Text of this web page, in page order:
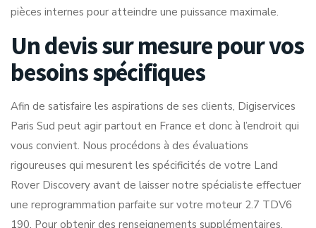
pièces internes pour atteindre une puissance maximale.
Un devis sur mesure pour vos
besoins spécifiques
Afin de satisfaire les aspirations de ses clients, Digiservices
Paris Sud peut agir partout en France et donc à l’endroit qui
vous convient. Nous procédons à des évaluations
rigoureuses qui mesurent les spécificités de votre Land
Rover Discovery avant de laisser notre spécialiste effectuer
une reprogrammation parfaite sur votre moteur 2.7 TDV6
190. Pour obtenir des renseignements supplémentaires,